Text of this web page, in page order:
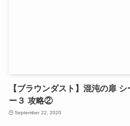
【ブラウンダスト】混沌の扉
ー３ 攻略②
September 22, 2020